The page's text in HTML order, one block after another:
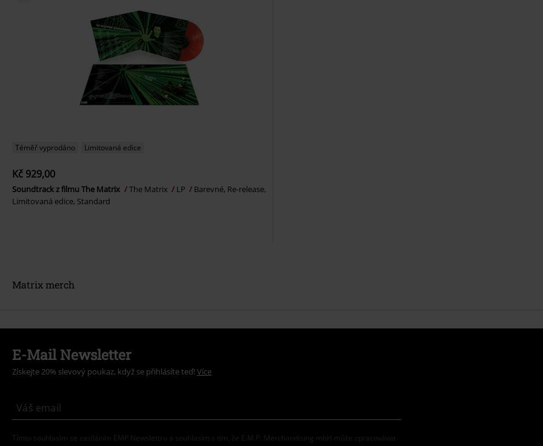
Téměř vyprodáno Limitovaná edice
Kč 929,00
Soundtrack z filmu The Matrix The Matrix LP
Barevné, Re-release,
Limitovaná edice, Standard
Matrix merch
E-Mail Newsletter
Získejte 20% slevový poukaz, když se přihlásíte teď! Více
Tímto souhlasím se zasíláním EMP Newslettru a souhlasím s tím, že E.M.P. Merchandising mbH může zpracovávat